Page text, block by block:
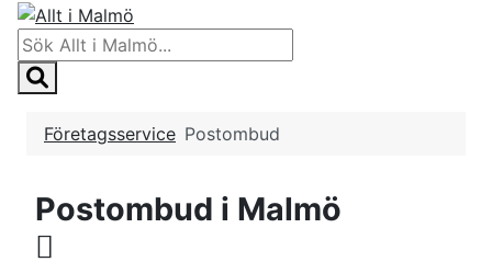
Företagsservice Postombud
Postombud i Malmö